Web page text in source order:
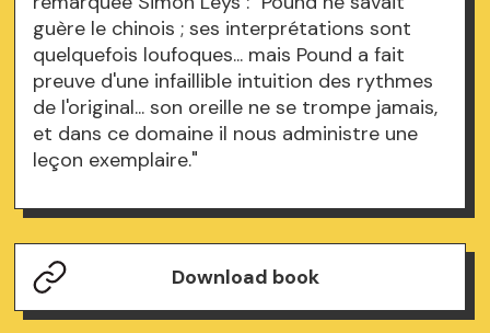
guère le chinois ; ses interprétations sont
quelquefois loufoques... mais Pound a fait
preuve d'une infaillible intuition des rythmes
de l'original... son oreille ne se trompe jamais,
et dans ce domaine il nous administre une
leçon exemplaire."
Download book